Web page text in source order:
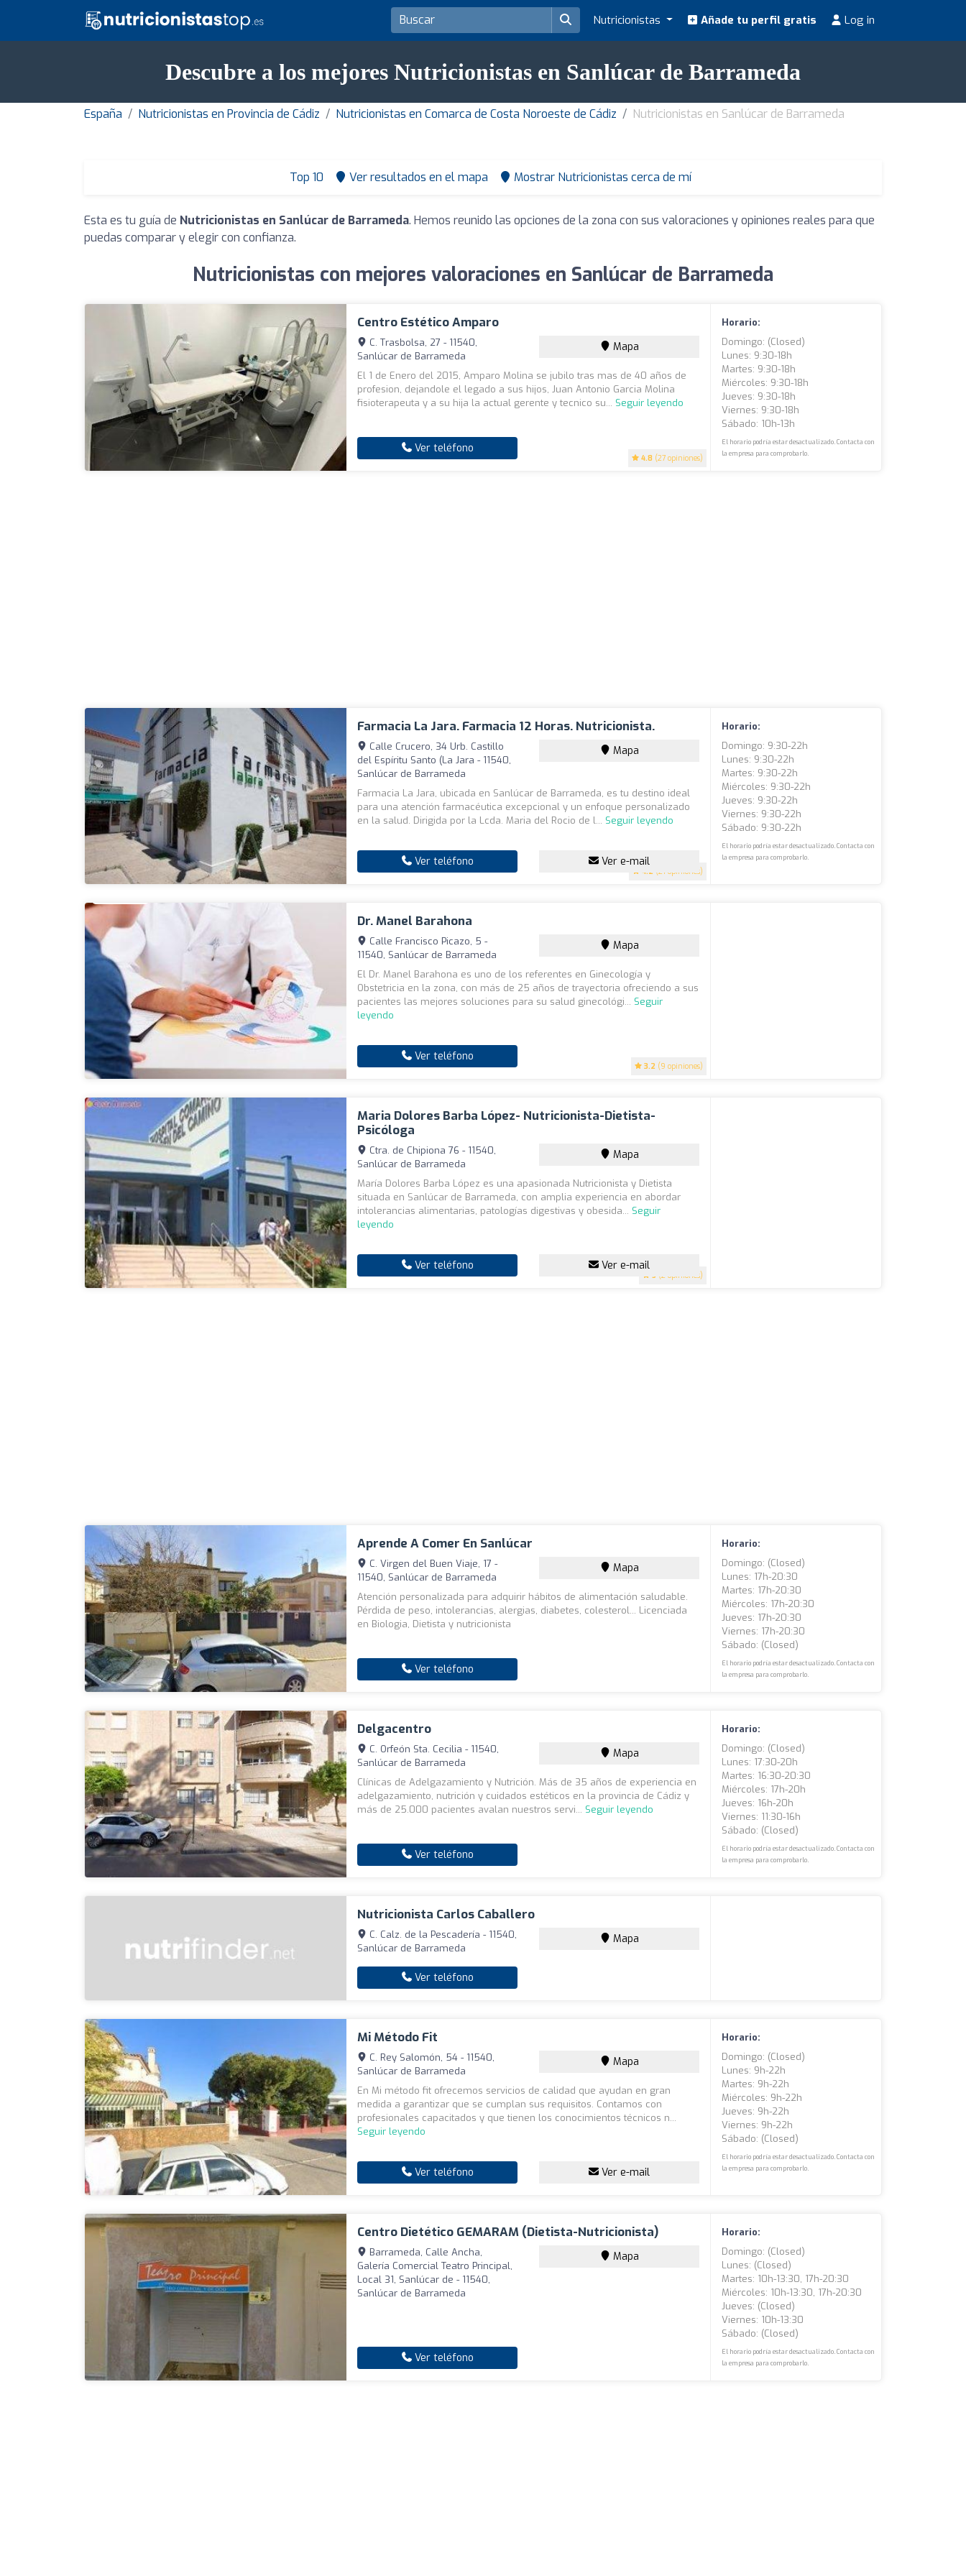
Nutricionistas Añade tu perfil gratis Log in
Descubre a los mejores Nutricionistas en Sanlúcar de Barrameda
España Nutricionistas en Provincia de Cádiz Nutricionistas en Comarca de Costa Noroeste de Cádiz Nutricionistas en Sanlúcar de Barrameda
Top 10 Ver resultados en el mapa Mostrar Nutricionistas cerca de mí
Esta es tu guía de Nutricionistas en Sanlúcar de Barrameda. Hemos reunido las opciones de la zona con sus valoraciones y opiniones reales para que
puedas comparar y elegir con confianza.
Nutricionistas con mejores valoraciones en Sanlúcar de Barrameda
Centro Estético Amparo
4.8 (27 opiniones)
C. Trasbolsa, 27 - 11540,
Sanlúcar de Barrameda
Mapa
El 1 de Enero del 2015, Amparo Molina se jubilo tras mas de 40 años de
profesion, dejandole el legado a sus hijos, Juan Antonio Garcia Molina
fisioterapeuta y a su hija la actual gerente y tecnico su... Seguir leyendo
Ver teléfono
Horario:
Domingo: (closed)
Lunes: 9:30-18h
Martes: 9:30-18h
Miércoles: 9:30-18h
Jueves: 9:30-18h
Viernes: 9:30-18h
Sábado: 10h-13h
El horario podría estar desactualizado. Contacta con
la empresa para comprobarlo.
Farmacia La Jara. Farmacia 12 Horas. Nutricionista.
4.2 (21 opiniones)
Calle Crucero, 34 Urb. Castillo
del Espíritu Santo (La Jara - 11540,
Sanlúcar de Barrameda
Mapa
Farmacia La Jara, ubicada en Sanlúcar de Barrameda, es tu destino ideal
para una atención farmacéutica excepcional y un enfoque personalizado
en la salud. Dirigida por la Lcda. Maria del Rocio de l... Seguir leyendo
Ver teléfono Ver e-mail
Horario:
Domingo: 9:30-22h
Lunes: 9:30-22h
Martes: 9:30-22h
Miércoles: 9:30-22h
Jueves: 9:30-22h
Viernes: 9:30-22h
Sábado: 9:30-22h
El horario podría estar desactualizado. Contacta con
la empresa para comprobarlo.
Dr. Manel Barahona
3.2 (9 opiniones)
Calle Francisco Picazo, 5 -
11540, Sanlúcar de Barrameda
Mapa
El Dr. Manel Barahona es uno de los referentes en Ginecología y
Obstetricia en la zona, con más de 25 años de trayectoria ofreciendo a sus
pacientes las mejores soluciones para su salud ginecológi... Seguir
leyendo
Ver teléfono
Maria Dolores Barba López- Nutricionista-Dietista-
Psicóloga
5 (2 opiniones)
Ctra. de Chipiona 76 - 11540,
Sanlúcar de Barrameda
Mapa
María Dolores Barba López es una apasionada Nutricionista y Dietista
situada en Sanlúcar de Barrameda, con amplia experiencia en abordar
intolerancias alimentarias, patologías digestivas y obesida... Seguir
leyendo
Ver teléfono Ver e-mail
Aprende A Comer En Sanlúcar
C. Virgen del Buen Viaje, 17 -
11540, Sanlúcar de Barrameda
Mapa
Atención personalizada para adquirir hábitos de alimentación saludable.
Pérdida de peso, intolerancias, alergias, diabetes, colesterol... Licenciada
en Biologia, Dietista y nutricionista
Ver teléfono
Horario:
Domingo: (closed)
Lunes: 17h-20:30
Martes: 17h-20:30
Miércoles: 17h-20:30
Jueves: 17h-20:30
Viernes: 17h-20:30
Sábado: (closed)
El horario podría estar desactualizado. Contacta con
la empresa para comprobarlo.
Delgacentro
C. Orfeón Sta. Cecilia - 11540,
Sanlúcar de Barrameda
Mapa
Clínicas de Adelgazamiento y Nutrición. Más de 35 años de experiencia en
adelgazamiento, nutrición y cuidados estéticos en la provincia de Cádiz y
más de 25.000 pacientes avalan nuestros servi... Seguir leyendo
Ver teléfono
Horario:
Domingo: (closed)
Lunes: 17:30-20h
Martes: 16:30-20:30
Miércoles: 17h-20h
Jueves: 16h-20h
Viernes: 11:30-16h
Sábado: (closed)
El horario podría estar desactualizado. Contacta con
la empresa para comprobarlo.
Nutricionista Carlos Caballero
C. Calz. de la Pescadería - 11540,
Sanlúcar de Barrameda
Mapa
Ver teléfono
Mi Método Fit
C. Rey Salomón, 54 - 11540,
Sanlúcar de Barrameda
Mapa
En Mi método fit ofrecemos servicios de calidad que ayudan en gran
medida a garantizar que se cumplan sus requisitos. Contamos con
profesionales capacitados y que tienen los conocimientos técnicos n...
Seguir leyendo
Ver teléfono Ver e-mail
Horario:
Domingo: (closed)
Lunes: 9h-22h
Martes: 9h-22h
Miércoles: 9h-22h
Jueves: 9h-22h
Viernes: 9h-22h
Sábado: (closed)
El horario podría estar desactualizado. Contacta con
la empresa para comprobarlo.
Centro Dietético GEMARAM (dietista-Nutricionista)
Barrameda, Calle Ancha,
Galería Comercial Teatro Principal,
Local 31, Sanlúcar de - 11540,
Sanlúcar de Barrameda
Mapa
Ver teléfono
Horario:
Domingo: (closed)
Lunes: (closed)
Martes: 10h-13:30, 17h-20:30
Miércoles: 10h-13:30, 17h-20:30
Jueves: (closed)
Viernes: 10h-13:30
Sábado: (closed)
El horario podría estar desactualizado. Contacta con
la empresa para comprobarlo.